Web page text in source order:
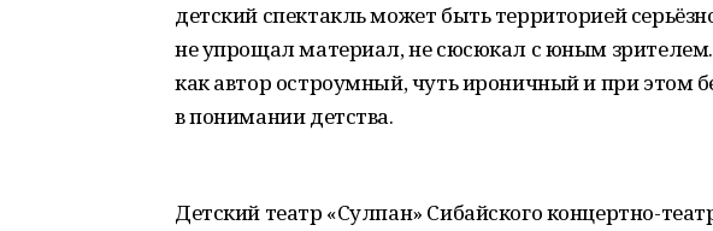
детский спектакль может быть территорией
не упрощал материал, не сюсюкал с юным
как автор остроумный, чуть ироничный и при этом
в понимании детства.
Детский театр «Сулпан» Сибайского концертно-